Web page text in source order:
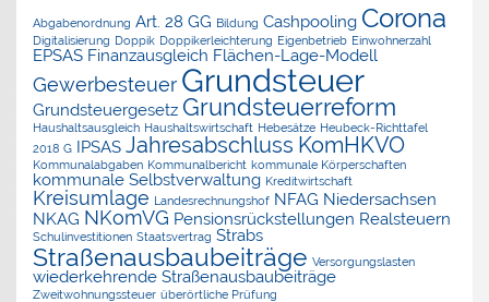
Abgabenordnung Art. 28 GG Bildung Cashpooling Corona
Digitalisierung Doppik Doppikerleichterung Eigenbetrieb Einwohnerzahl
EPSAS Finanzausgleich Flächen-Lage-Modell
Gewerbesteuer Grundsteuer
Grundsteuergesetz Grundsteuerreform
Haushaltsausgleich Haushaltswirtschaft Hebesätze Heubeck-Richttafel
2018 G IPSAS Jahresabschluss KomHKVO
Kommunalabgaben Kommunalbericht kommunale Körperschaften
kommunale Selbstverwaltung Kreditwirtschaft
Kreisumlage Landesrechnungshof NFAG Niedersachsen
NKAG NKomVG Pensionsrückstellungen Realsteuern
Schulinvestitionen Staatsvertrag Strabs
Straßenausbaubeiträge Versorgungslasten
wiederkehrende Straßenausbaubeiträge
Zweitwohnungssteuer überörtliche Prüfung